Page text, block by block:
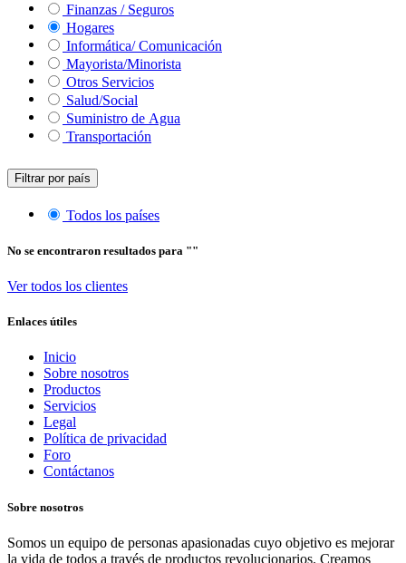
Finanzas / Seguros
Hogares
Informática/ Comunicación
Mayorista/Minorista
Otros Servicios
Salud/Social
Suministro de Agua
Transportación
Filtrar por país
Todos los países
No se encontraron resultados para ""
Ver todos los clientes
Enlaces útiles
Inicio
Sobre nosotros
Productos
Servicios
Legal
Política de privacidad
Foro
Contáctanos
Sobre nosotros
Somos un equipo de personas apasionadas cuyo objetivo es mejorar
la vida de todos a través de productos revolucionarios. Creamos